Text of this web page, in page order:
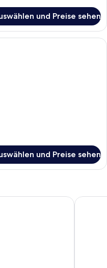
und Preise sehen
Schlafzimmer, Allergikerbettwaren,
und Preise sehen
Sumaq